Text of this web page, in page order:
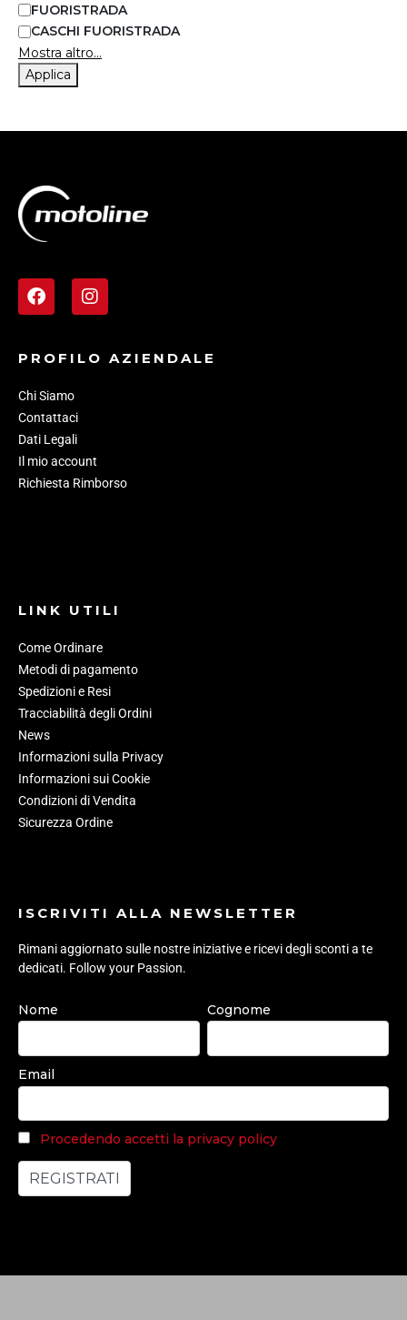
FUORISTRADA
CASCHI FUORISTRADA
Mostra altro...
Applica
PROFILO AZIENDALE
Chi Siamo
Contattaci
Dati Legali
Il mio account
Richiesta Rimborso
LINK UTILI
Come Ordinare
Metodi di pagamento
Spedizioni e Resi
Tracciabilità degli Ordini
News
Informazioni sulla Privacy
Informazioni sui Cookie
Condizioni di Vendita
Sicurezza Ordine
ISCRIVITI ALLA NEWSLETTER
Rimani aggiornato sulle nostre iniziative e ricevi degli sconti a te
dedicati. Follow your Passion.
Nome Cognome
Email
Procedendo accetti la privacy policy